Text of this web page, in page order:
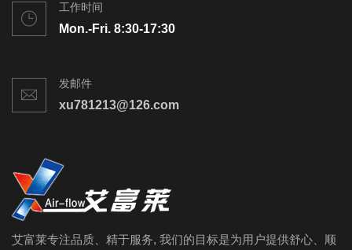
工作时间
Mon.-Fri. 8:30-17:30
发邮件
xu781213@126.com
艾富莱专注品质、精于服务, 我们的目标是为用户提供舒心、顺